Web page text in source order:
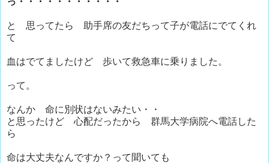
と 思ってたら 助手席の友だちって子が電話にでてくれ
て
血はでてましたけど 歩いて救急車に乗りました。
って。
なんか 命に別状はないみたい・・
と思ったけど 心配だったから 群馬大学病院へ電話した
ら
命は大丈夫なんですか？って聞いても